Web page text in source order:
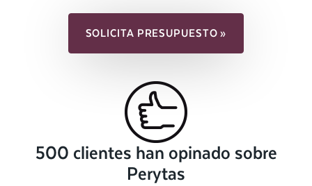
SOLICITA PRESUPUESTO »
500 clientes han opinado sobre
Perytas